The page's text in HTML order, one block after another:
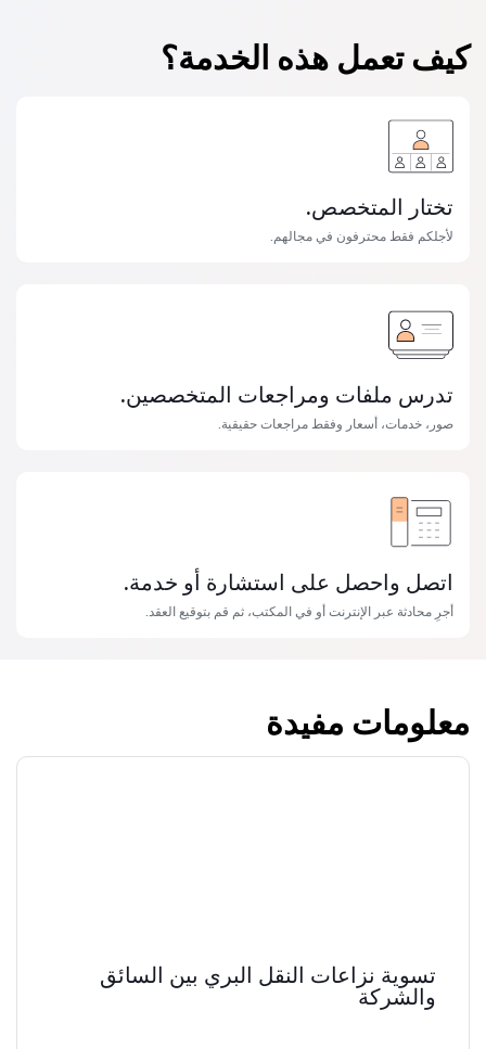
كيف تعمل هذه الخدمة؟
تختار المتخصص.
لأجلكم فقط محترفون في مجالهم.
تدرس ملفات ومراجعات المتخصصين.
صور، خدمات، أسعار وفقط مراجعات حقيقية.
اتصل واحصل على استشارة أو خدمة.
أجرِ محادثة عبر الإنترنت أو في المكتب، ثم قم بتوقيع العقد.
معلومات مفيدة
تسوية نزاعات النقل البري بين السائق
والشركة